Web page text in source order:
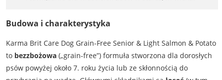
Budowa i charakterystyka
Karma Brit Care Dog Grain-Free Senior & Light Salmon & Potato
to bezzbożowa(„grain-free”) formuła stworzona dla dorosłych
psów powyżej około 7. roku życia lub ze skłonnością do